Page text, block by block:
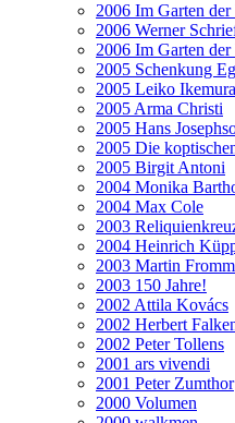
2006 Im Garten
2006 Werner
2006 Im Garten
2005 Schenkung
2005 Leiko Ikemura
2005 Arma Christi
2005 Hans
2005 Die
2005 Birgit Antoni
2004 Monika
2004 Max Cole
2003
2004 Heinrich
2003 Martin
2003 150 Jahre!
2002 Attila Kovács
2002 Herbert
2002 Peter Tollens
2001 ars vivendi
2001 Peter Zumthor
2000 Volumen